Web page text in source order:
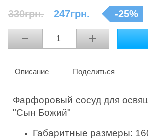
330грн.
247грн. -25%
Описание Поделиться
Фарфоровый сосуд для
"Сын Божий"
Габаритные размеры: